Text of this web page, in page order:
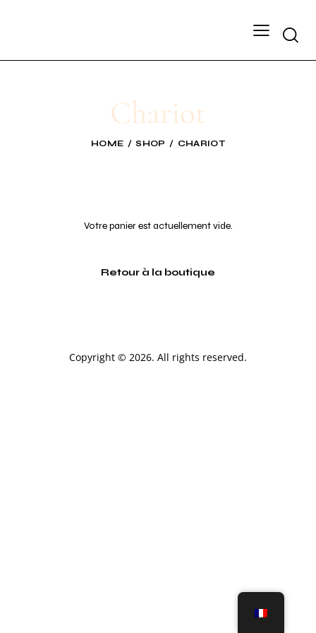
Chariot
HOME SHOP CHARIOT
Votre panier est actuellement vide.
Retour à la boutique
Copyright © 2026. All rights reserved.